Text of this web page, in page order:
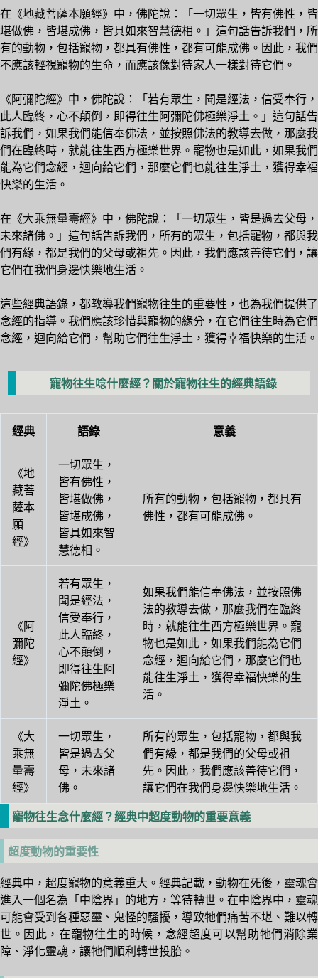
在《地藏菩薩本願經》中，佛陀說：「一切眾生，皆有佛性，皆
堪做佛，皆堪成佛，皆具如來智慧德相。」這句話告訴我們，所
有的動物，包括寵物，都具有佛性，都有可能成佛。因此，我們
不應該輕視寵物的生命，而應該像對待家人一樣對待它們。
《阿彌陀經》中，佛陀說：「若有眾生，聞是經法，信受奉行，
此人臨終，心不顛倒，即得往生阿彌陀佛極樂淨土。」這句話告
訴我們，如果我們能信奉佛法，並按照佛法的教導去做，那麼我
們在臨終時，就能往生西方極樂世界。寵物也是如此，如果我們
能為它們念經，迴向給它們，那麼它們也能往生淨土，獲得幸福
快樂的生活。
在《大乘無量壽經》中，佛陀說：「一切眾生，皆是過去父母，
未來諸佛。」這句話告訴我們，所有的眾生，包括寵物，都與我
們有緣，都是我們的父母或祖先。因此，我們應該善待它們，讓
它們在我們身邊快樂地生活。
這些經典語錄，都教導我們寵物往生的重要性，也為我們提供了
念經的指導。我們應該珍惜與寵物的緣分，在它們往生時為它們
念經，迴向給它們，幫助它們往生淨土，獲得幸福快樂的生活。
寵物往生唸什麼經？關於寵物往生的經典語錄
經典 語錄 意義
《地
藏菩
薩本
願
經》
一切眾生，
皆有佛性，
皆堪做佛，
皆堪成佛，
皆具如來智
慧德相。
所有的動物，包括寵物，都具有
佛性，都有可能成佛。
《阿
彌陀
經》
若有眾生，
聞是經法，
信受奉行，
此人臨終，
心不顛倒，
即得往生阿
彌陀佛極樂
淨土。
如果我們能信奉佛法，並按照佛
法的教導去做，那麼我們在臨終
時，就能往生西方極樂世界。寵
物也是如此，如果我們能為它們
念經，迴向給它們，那麼它們也
能往生淨土，獲得幸福快樂的生
活。
《大
乘無
量壽
經》
一切眾生，
皆是過去父
母，未來諸
佛。
所有的眾生，包括寵物，都與我
們有緣，都是我們的父母或祖
先。因此，我們應該善待它們，
讓它們在我們身邊快樂地生活。
寵物往生念什麼經？經典中超度動物的重要意義
超度動物的重要性
經典中，超度寵物的意義重大。經典記載，動物在死後，靈魂會
進入一個名為「中陰界」的地方，等待轉世。在中陰界中，靈魂
可能會受到各種惡靈、鬼怪的騷擾，導致牠們痛苦不堪、難以轉
世。因此，在寵物往生的時候，念經超度可以幫助牠們消除業
障、淨化靈魂，讓牠們順利轉世投胎。